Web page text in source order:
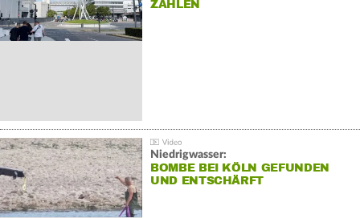
ZAHLEN
Niedrigwasser:
BOMBE BEI KÖLN GEFUNDEN
UND ENTSCHÄRFT